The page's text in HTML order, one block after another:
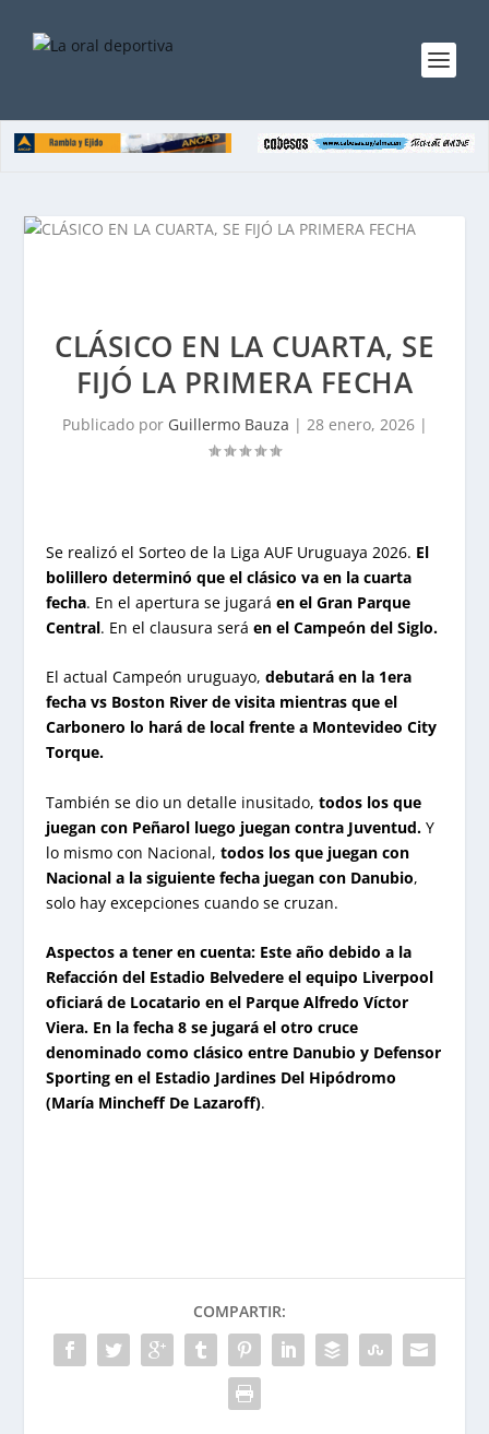
CLÁSICO EN LA CUARTA, SE
FIJÓ LA PRIMERA FECHA
Publicado por Guillermo Bauza | 28 enero, 2026|
Se realizó el Sorteo de la Liga AUF Uruguaya 2026. El
bolillero determinó que el clásico va en la cuarta
fecha. En el apertura se jugaráen el Gran Parque
Central. En el clausura seráen el Campeón del Siglo.
El actual Campeón uruguayo,debutará en la 1era
fecha vs Boston River de visita mientras que el
Carbonero lo hará de local frente a Montevideo City
Torque.
También se dio un detalle inusitado,todos los que
juegan con Peñarol luego juegan contra Juventud. Y
lo mismo con Nacional,todos los que juegan con
Nacional a la siguiente fecha juegan con Danubio,
solo hay excepciones cuando se cruzan.
Aspectos a tener en cuenta: Este año debido a la
Refacción del Estadio Belvedere el equipo Liverpool
oficiará de Locatario en el Parque Alfredo Víctor
Viera. En la fecha 8 se jugará el otro cruce
denominado como clásico entre Danubio y Defensor
Sporting en el Estadio Jardines Del Hipódromo
(María Mincheff De Lazaroff).
COMPARTIR: